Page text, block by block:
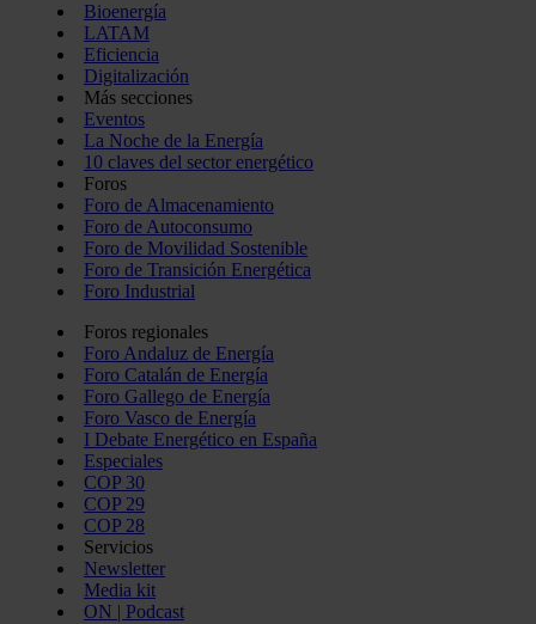
Bioenergía
LATAM
Eficiencia
Digitalización
Más secciones
Eventos
La Noche de la Energía
10 claves del sector energético
Foros
Foro de Almacenamiento
Foro de Autoconsumo
Foro de Movilidad Sostenible
Foro de Transición Energética
Foro Industrial
Foros regionales
Foro Andaluz de Energía
Foro Catalán de Energía
Foro Gallego de Energía
Foro Vasco de Energía
I Debate Energético en España
Especiales
COP 30
COP 29
COP 28
Servicios
Newsletter
Media kit
ON | Podcast